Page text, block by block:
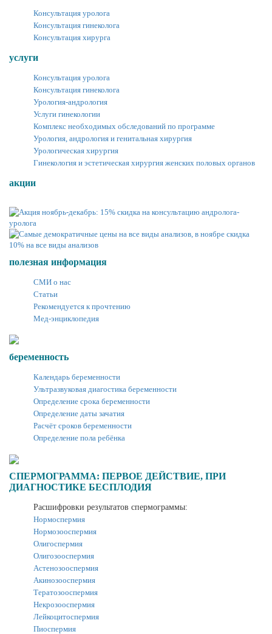
Консультация уролога
Консультация гинеколога
Консультация хирурга
услуги
Консультация уролога
Консультация гинеколога
Урология-андрология
Услуги гинекологии
Комплекс необходимых обследований по программе
Урология, андрология и генитальная хирургия
Урологическая хирургия
Гинекология и эстетическая хирургия женских половых органов
акции
полезная информация
СМИ о нас
Статьи
Рекомендуется к прочтению
Мед-энциклопедия
беременность
Календарь беременности
Ультразвуковая диагостика беременности
Определение срока беременности
Определение даты зачатия
Расчёт сроков беременности
Определение пола ребёнка
СПЕРМОГРАММА: ПЕРВОЕ ДЕЙСТВИЕ, ПРИ
ДИАГНОСТИКЕ БЕСПЛОДИЯ
Расшифровки результатов спермограммы:
Нормоспермия
Нормозооспермия
Олигоспермия
Олигозооспермия
Астенозооспермия
Акинозооспермия
Тератозооспермия
Некрозооспермия
Лейкоцитоспермия
Пиоспермия